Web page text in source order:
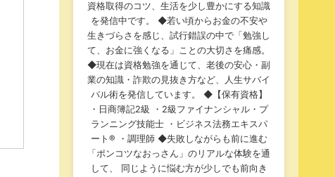
資格取得のコツ、生活を少し豊かにする知識
を発信中です。 ◆若い頃からお金の不安や
生きづらさを感じ、試行錯誤の中で「勉強し
て、お金に強くなる」ことの大切さを痛感。
◆現在は資格勉強を通じて、老後の安心・副
業の知識・詐欺の見抜き方など、人生サバイ
バル術を発信しています。 ◆【保有資格】
・日商簿記2級 ・2級ファイナンシャル・プ
ランニング技能士 ・ビジネス法務エキスパ
ート®︎ ・調理師 ◆失敗しながらも前に進む
「ポンコツなおっさん」のリアルな体験を通
して、 同じように悩む方が少しでも前向き